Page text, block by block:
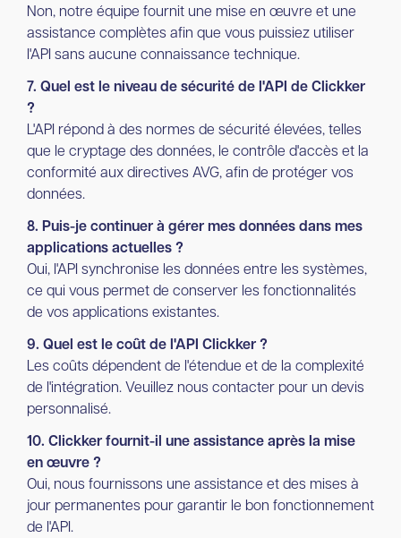
Non, notre équipe fournit une mise en œuvre et une
assistance complètes afin que vous puissiez utiliser
l'API sans aucune connaissance technique.
7. Quel est le niveau de sécurité de l'API de Clickker
?
L'API répond à des normes de sécurité élevées, telles
que le cryptage des données, le contrôle d'accès et la
conformité aux directives AVG, afin de protéger vos
données.
8. Puis-je continuer à gérer mes données dans mes
applications actuelles ?
Oui, l'API synchronise les données entre les systèmes,
ce qui vous permet de conserver les fonctionnalités
de vos applications existantes.
9. Quel est le coût de l'API Clickker ?
Les coûts dépendent de l'étendue et de la complexité
de l'intégration. Veuillez nous contacter pour un devis
personnalisé.
10. Clickker fournit-il une assistance après la mise
en œuvre ?
Oui, nous fournissons une assistance et des mises à
jour permanentes pour garantir le bon fonctionnement
de l'API.